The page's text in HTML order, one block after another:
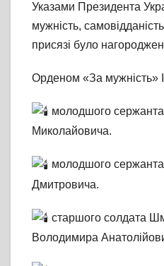
Указами Президента
мужність, самовідданість
присязі було
Орденом «За мужність»
молодшого
Миколайовича.
молодшого
Дмитровича.
старшого солдата
Володимира